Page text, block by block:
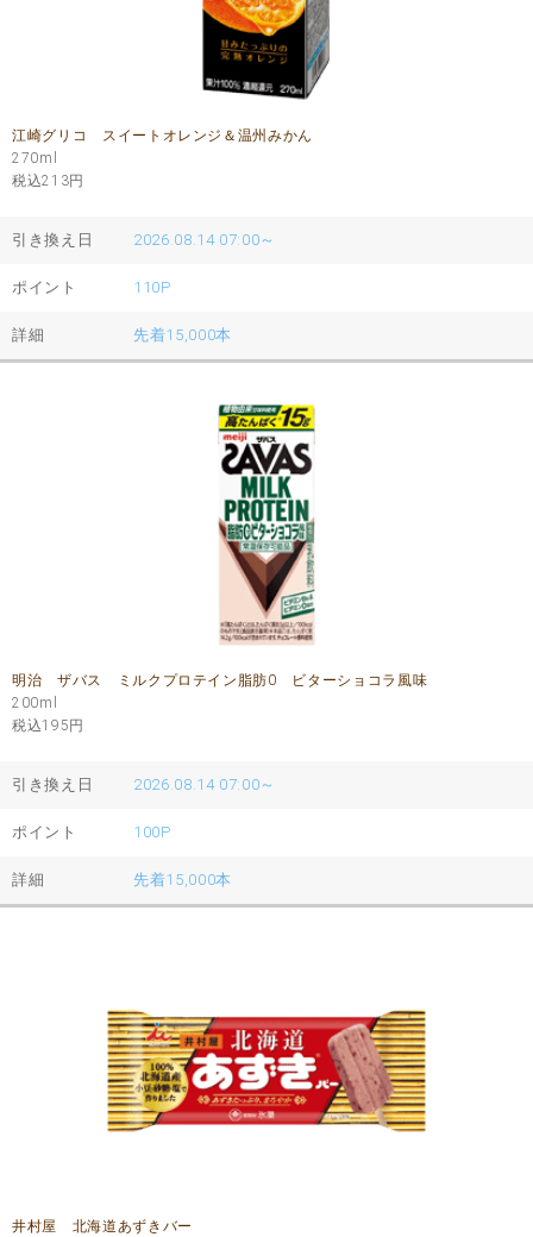
江崎グリコ スイートオレンジ＆温州みかん
270ml
税込213円
引き換え日 2026.08.14 07:00～
ポイント 110P
詳細 先着15,000本
明治 ザバス ミルクプロテイン脂肪0 ビターショコラ風味
200ml
税込195 円
引き換え日 2026.08.14 07:00～
ポイント 100P
詳細 先着15,000本
井村屋 北海道あずきバー